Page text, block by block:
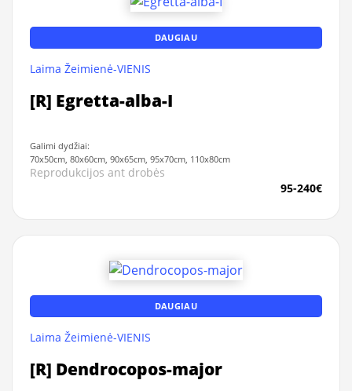
DAUGIAU
Laima Žeimienė-VIENIS
[R] Egretta-alba-I
Galimi dydžiai:
70x50cm, 80x60cm, 90x65cm, 95x70cm, 110x80cm
Reprodukcijos ant drobės
95-240€
DAUGIAU
Laima Žeimienė-VIENIS
[R] Dendrocopos-major